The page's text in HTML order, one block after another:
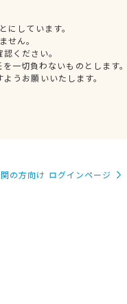
しています。
せん。
ください。
一切負わないものとします。
うお願いいたします。
の方向け ログインページ